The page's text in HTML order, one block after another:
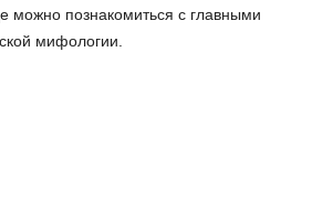
можно познакомиться с главными
мифологии.